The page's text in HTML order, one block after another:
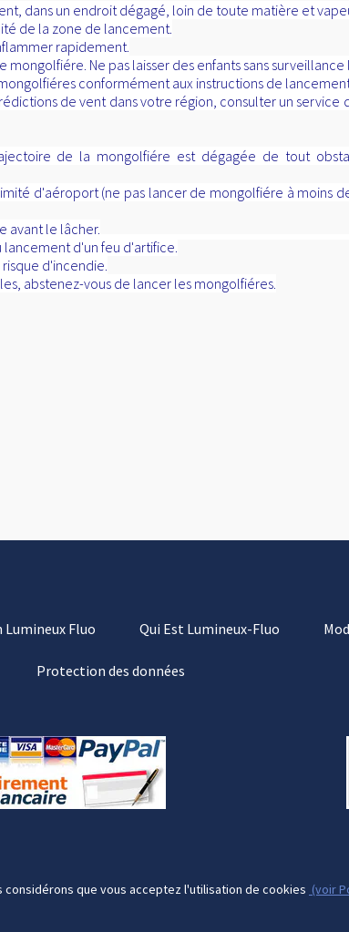
Lumineux Fluo Qui Est Lumineux-Fluo
Protection des données
que vous acceptez l'utilisation de cookies (voir
dans un endroit dégagé, loin de toute matière et
de la zone de lancement.
rapidement.
Ne pas laisser des enfants sans
conformément aux instructions de
de vent dans votre région, consulter un
de la mongolfiére est dégagée de tout
d'aéroport (ne pas lancer de mongolfiére à moins
avant le lâcher.
d'un feu d'artifice.
d'incendie.
abstenez-vous de lancer les mongolfiéres.